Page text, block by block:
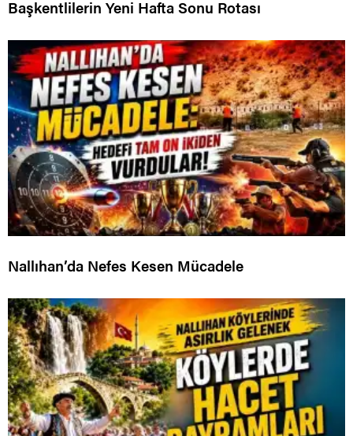
Başkentlilerin Yeni Hafta Sonu Rotası
Nallıhan’da Nefes Kesen Mücadele